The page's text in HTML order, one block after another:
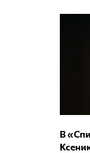
В «Список Путина» добавлено досье на